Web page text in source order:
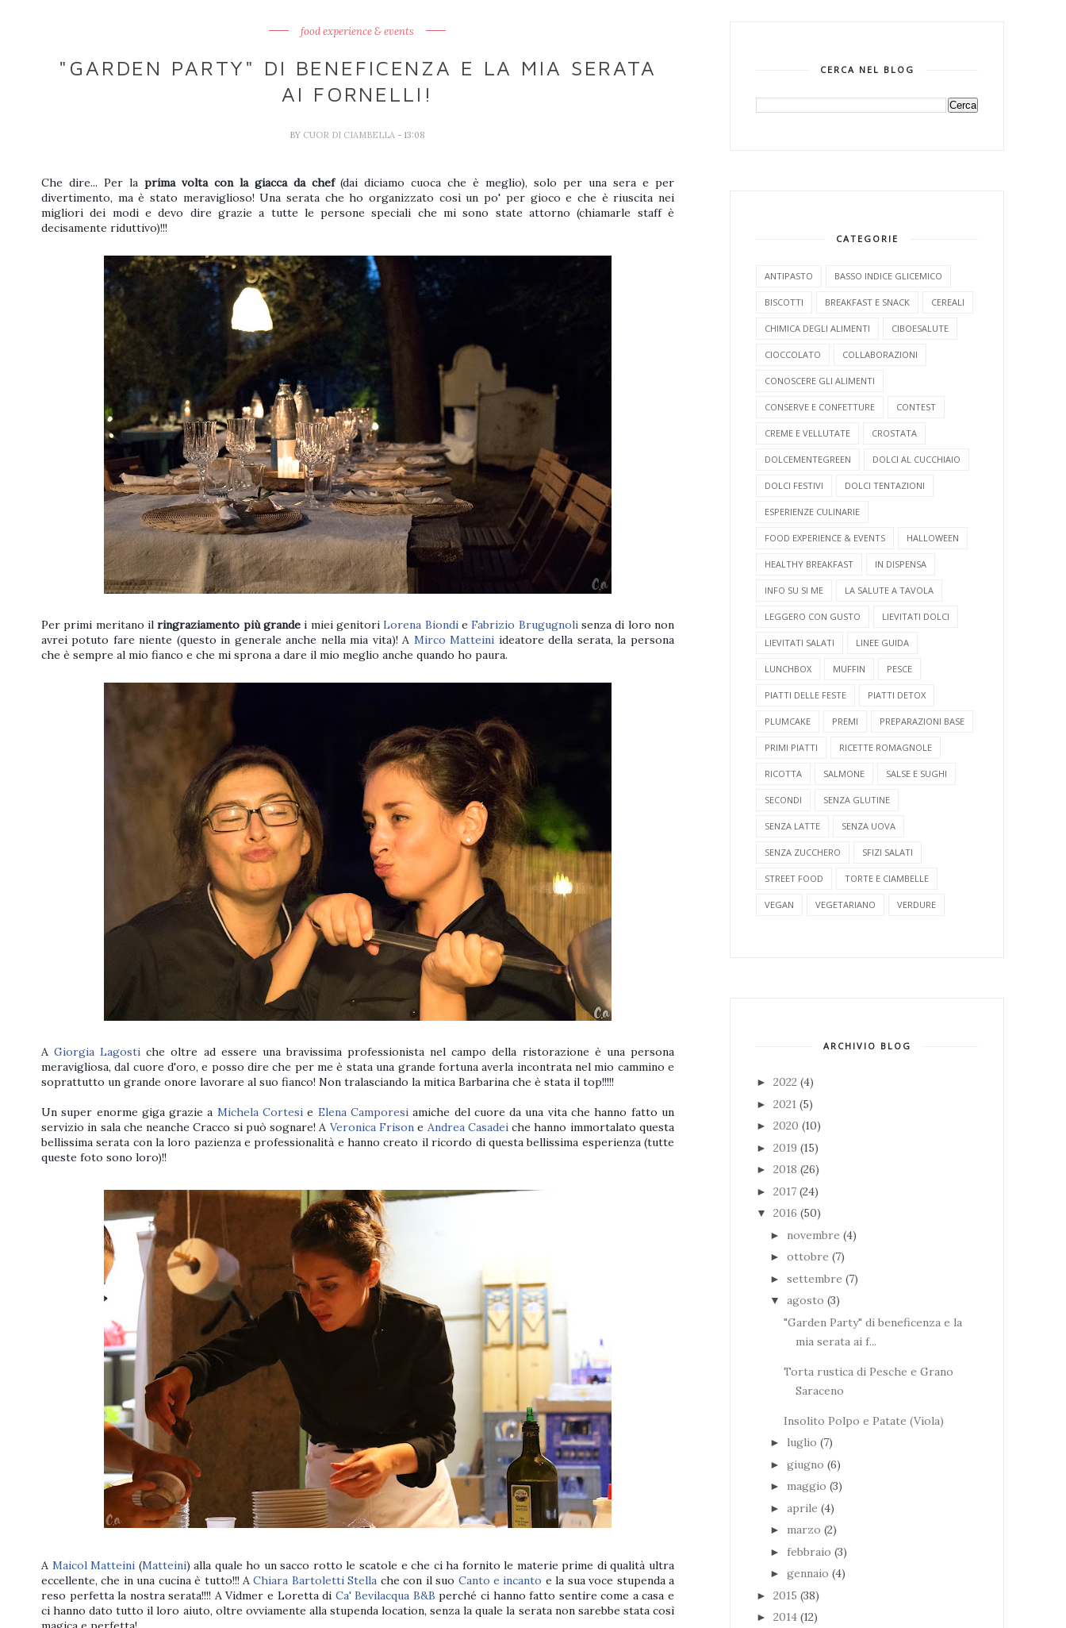
food experience & events
"GARDEN PARTY" DI BENEFICENZA E LA MIA SERATA
AI FORNELLI!
BY CUOR DI CIAMBELLA - 13:08
Che dire... Per la prima volta con la giacca da chef(dai diciamo cuoca che è meglio), solo per una sera e per
divertimento, ma è stato meraviglioso! Una serata che ho organizzato così un po' per gioco e che è riuscita nei
migliori dei modi e devo dire grazie a tutte le persone speciali che mi sono state attorno (chiamarle staff è
decisamente riduttivo)!!!
Per primi meritano ilringraziamento più grande i miei genitoriLorena BiondieFabrizio Brugugnolisenza di loro non
avrei potuto fare niente (questo in generale anche nella mia vita)! A Mirco Matteini ideatore della serata, la persona
che è sempre al mio fianco e che mi sprona a dare il mio meglio anche quando ho paura.
AGiorgia Lagosti che oltre ad essere una bravissima professionista nel campo della ristorazione è una persona
meravigliosa, dal cuore d'oro, e posso dire che per me è stata una grande fortuna averla incontrata nel mio cammino e
soprattutto un grande onore lavorare al suo fianco! Non tralasciando la mitica Barbarina che è stata il top!!!!!
Un super enorme giga grazie a Michela Cortesi e Elena Camporesiamiche del cuore da una vita che hanno fatto un
servizio in sala che neanche Cracco si può sognare! A Veronica Frison e Andrea Casadeiche hanno immortalato questa
bellissima serata con la loro pazienza e professionalità e hanno creato il ricordo di questa bellissima esperienza (tutte
queste foto sono loro)!!
A Maicol Matteini (Matteini) alla quale ho un sacco rotto le scatole e che ci ha fornito le materie prime di qualità ultra
eccellente, che in una cucina è tutto!!! AChiara Bartoletti Stella che con il suo Canto e incanto e la sua voce stupenda a
reso perfetta la nostra serata!!!! A Vidmer e Loretta di Ca' Bevilacqua B&B perché ci hanno fatto sentire come a casa e
ci hanno dato tutto il loro aiuto, oltre ovviamente alla stupenda location, senza la quale la serata non sarebbe stata così
CERCA NEL BLOG
CATEGORIE
ANTIPASTO BASSO INDICE GLICEMICO
BISCOTTI BREAKFAST E SNACK CEREALI
CHIMICA DEGLI ALIMENTI CIBOESALUTE
CIOCCOLATO COLLABORAZIONI
CONOSCERE GLI ALIMENTI
CONSERVE E CONFETTURE CONTEST
CREME E VELLUTATE CROSTATA
DOLCEMENTEGREEN DOLCI AL CUCCHIAIO
DOLCI FESTIVI DOLCI TENTAZIONI
ESPERIENZE CULINARIE
FOOD EXPERIENCE & EVENTS HALLOWEEN
HEALTHY BREAKFAST IN DISPENSA
INFO SU SI ME LA SALUTE A TAVOLA
LEGGERO CON GUSTO LIEVITATI DOLCI
LIEVITATI SALATI LINEE GUIDA
LUNCHBOX MUFFIN PESCE
PIATTI DELLE FESTE PIATTI DETOX
PLUMCAKE PREMI PREPARAZIONI BASE
PRIMI PIATTI RICETTE ROMAGNOLE
RICOTTA SALMONE SALSE E SUGHI
SECONDI SENZA GLUTINE
SENZA LATTE SENZA UOVA
SENZA ZUCCHERO SFIZI SALATI
STREET FOOD TORTE E CIAMBELLE
VEGAN VEGETARIANO VERDURE
ARCHIVIO BLOG
► 2022 (4)
► 2021 (5)
► 2020 (10)
► 2019 (15)
► 2018 (26)
► 2017 (24)
▼ 2016 (50)
► novembre (4)
► ottobre (7)
► settembre (7)
▼ agosto (3)
"Garden Party" di beneficenza e la
mia serata ai f...
Torta rustica di Pesche e Grano
Saraceno
Insolito Polpo e Patate (Viola)
► luglio (7)
► giugno (6)
► maggio (3)
► aprile (4)
► marzo (2)
► febbraio (3)
► gennaio (4)
► 2015 (38)
► 2014 (12)